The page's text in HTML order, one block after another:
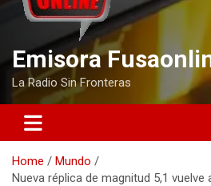
Emisora
La Radio Sin Fronteras
Home
Mundo
Nueva réplica de magnitud 5,1 vuelve